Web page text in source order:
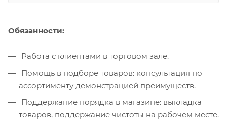
Обязанности:
Работа с клиентами в торговом зале.
Помощь в подборе товаров: консультация по
ассортименту демонстрацией преимуществ.
Поддержание порядка в магазине: выкладка
товаров, поддержание чистоты на рабочем месте.